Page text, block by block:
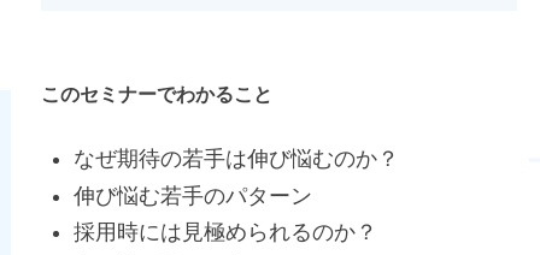
このセミナーでわかること
なぜ期待の若手は伸び悩むのか？
伸び悩む若手のパターン
採用時には見極められるのか？